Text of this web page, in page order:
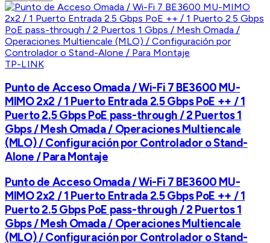
TP-LINK
Punto de Acceso Omada / Wi-Fi 7 BE3600 MU-
MIMO 2x2 / 1 Puerto Entrada 2.5 Gbps PoE ++ / 1
Puerto 2.5 Gbps PoE pass-through / 2 Puertos 1
Gbps / Mesh Omada / Operaciones Multiencale
(MLO) / Configuración por Controlador o Stand-
Alone / Para Montaje
Punto de Acceso Omada / Wi-Fi 7 BE3600 MU-
MIMO 2x2 / 1 Puerto Entrada 2.5 Gbps PoE ++ / 1
Puerto 2.5 Gbps PoE pass-through / 2 Puertos 1
Gbps / Mesh Omada / Operaciones Multiencale
(MLO) / Configuración por Controlador o Stand-